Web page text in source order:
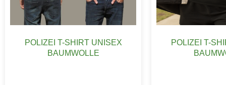
POLIZEI T-SHIRT UNISEX
BAUMWOLLE
POLIZEI T-